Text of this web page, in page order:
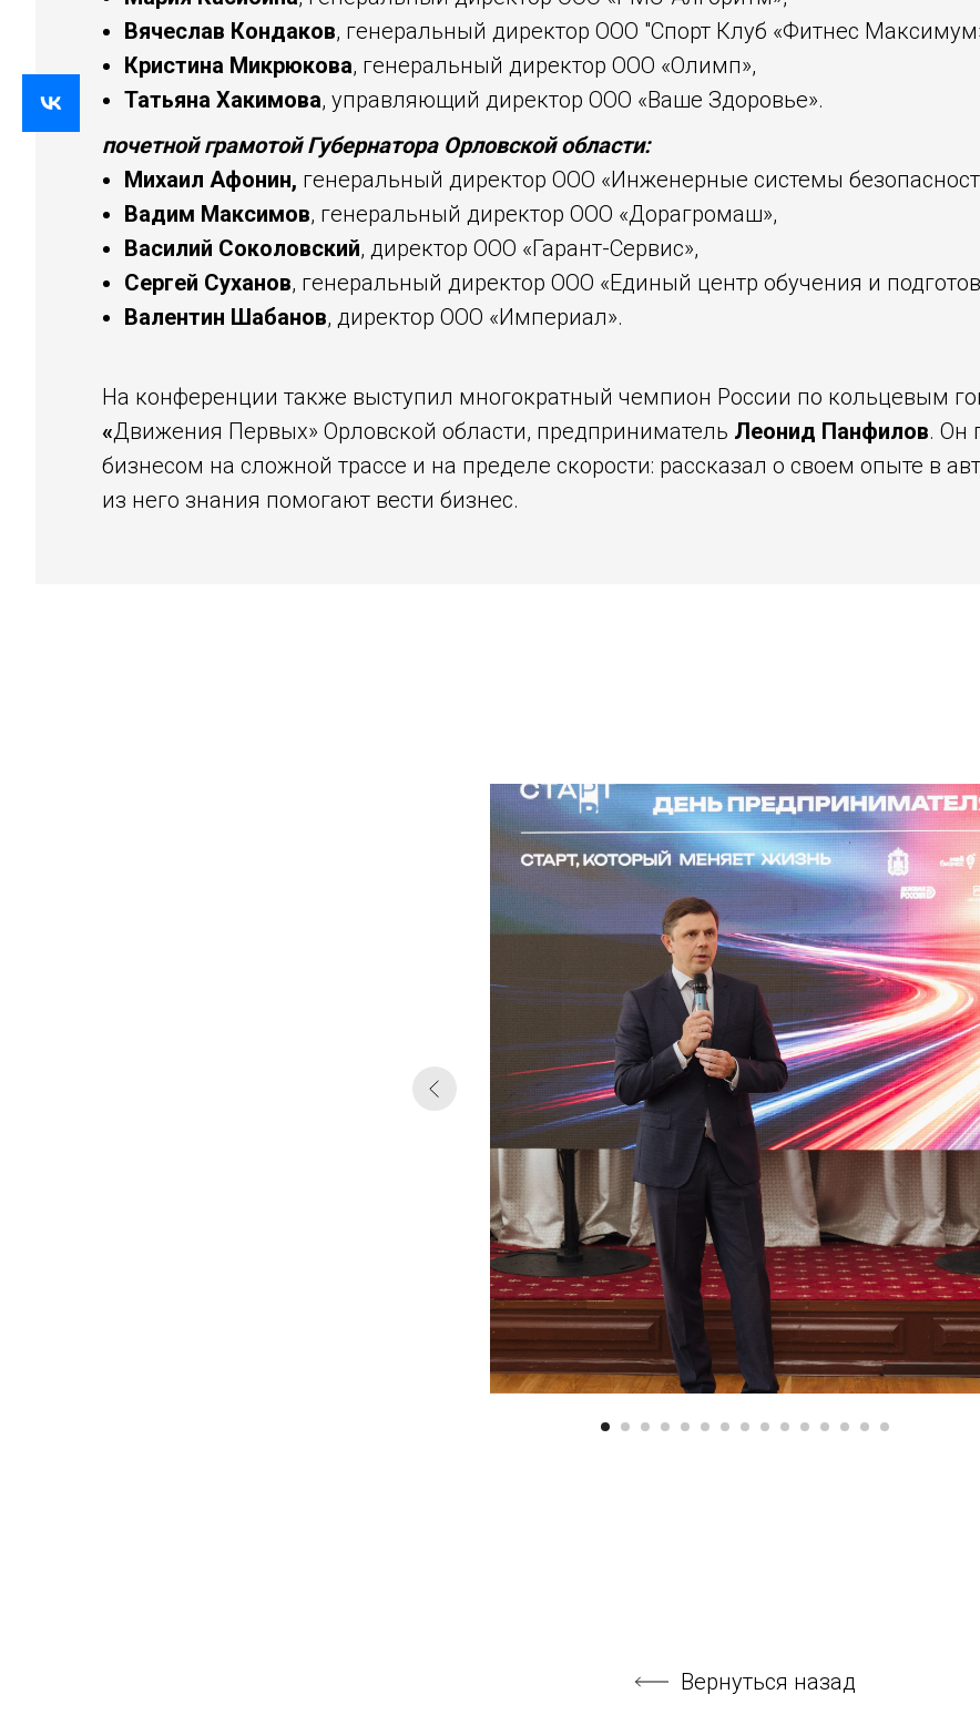
Вячеслав Кондаков, генеральный директор ООО "Спорт Клуб «Фитнес
Кристина Микрюкова, генеральный директор ООО «Олимп»,
Татьяна Хакимова, управляющий директор ООО «Ваше Здоровье».
почетной грамотой Губернатора Орловской области:
Михаил Афонин, генеральный директор ООО «Инженерные системы
Вадим Максимов, генеральный директор ООО «Дорагромаш»,
Василий Соколовский, директор ООО «Гарант-Сервис»,
Сергей Суханов, генеральный директор ООО «Единый центр обучения и
Валентин Шабанов, директор ООО «Империал».
На конференции также выступил многократный чемпион России по кольцевым
«Движения Первых» Орловской области, предприниматель Леонид Панфилов. Он
бизнесом на сложной трассе и на пределе скорости: рассказал о своем опыте в
из него знания помогают вести бизнес.
Вернуться назад